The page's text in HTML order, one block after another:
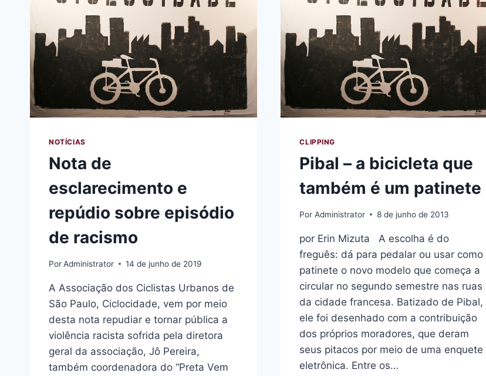
NOTÍCIAS
Nota de
esclarecimento e
repúdio sobre episódio
de racismo
PorAdministrator 14 de junho de 2019
A Associação dos Ciclistas Urbanos de
São Paulo, Ciclocidade, vem por meio
desta nota repudiar e tornar pública a
violência racista sofrida pela diretora
geral da associação, Jô Pereira,
também coordenadora do “Preta Vem
CLIPPING
Pibal – a bicicleta que
também é um patinete
Por Administrator 8 de junho de 2013
por Erin Mizuta A escolha é do
freguês: dá para pedalar ou usar como
patinete o novo modelo que começa a
circular no segundo semestre nas ruas
da cidade francesa. Batizado de Pibal,
ele foi desenhado com a contribuição
dos próprios moradores, que deram
seus pitacos por meio de uma enquete
eletrônica. Entre os…